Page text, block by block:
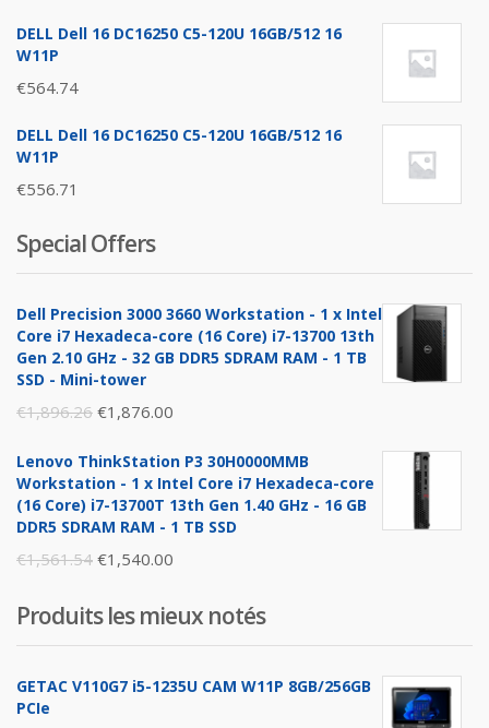
DELL Dell 16 DC16250 C5-120U 16GB/512 16
W11P
€564.74
DELL Dell 16 DC16250 C5-120U 16GB/512 16
W11P
€556.71
Special Offers
Dell Precision 3000 3660 Workstation - 1 x Intel
Core i7 Hexadeca-core (16 Core) i7-13700 13th
Gen 2.10 GHz - 32 GB DDR5 SDRAM RAM - 1 TB
SSD - Mini-tower
€1,896.26 Original
was:
€1,896.26.
€1,876.00
is:
€1,876.00.
Lenovo ThinkStation P3 30H0000MMB
Workstation - 1 x Intel Core i7 Hexadeca-core
(16 Core) i7-13700T 13th Gen 1.40 GHz - 16 GB
DDR5 SDRAM RAM - 1 TB SSD
€1,561.54 Original
was:
€1,561.54.
€1,540.00
is:
€1,540.00.
Produits les mieux notés
GETAC V110G7 i5-1235U CAM W11P 8GB/256GB
PCIe